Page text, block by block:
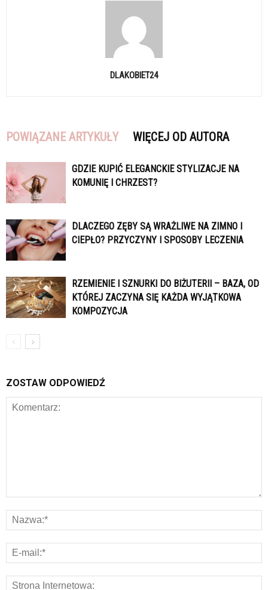
DLAKOBIET24
POWIĄZANE ARTYKUŁY WIĘCEJ OD AUTORA
GDZIE KUPIĆ ELEGANCKIE STYLIZACJE NA
KOMUNIĘ I CHRZEST?
DLACZEGO ZĘBY SĄ WRAŻLIWE NA ZIMNO I
CIEPŁO? PRZYCZYNY I SPOSOBY LECZENIA
RZEMIENIE I SZNURKI DO BIŻUTERII – BAZA, OD
KTÓREJ ZACZYNA SIĘ KAŻDA WYJĄTKOWA
KOMPOZYCJA
ZOSTAW ODPOWIEDŹ